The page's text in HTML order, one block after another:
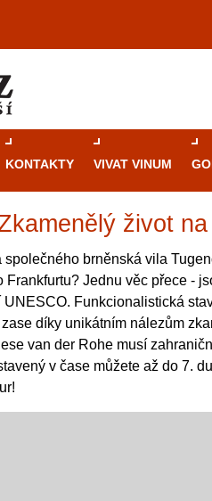
KONTAKTY VIVAT VINUM
život
společného brněnská vila
Jednu věc přece -
Funkcionalistická
díky unikátním nálezům
van der Rohe musí
v čase můžete až do 7.
Průvodcekasinovými
rulety po video
Brno je městem známým pro
restaurace, divadla a
místem, kde si můžete
různé kasinové hry. V
metropoli naleznete širokou
rulety až po moderní
V...